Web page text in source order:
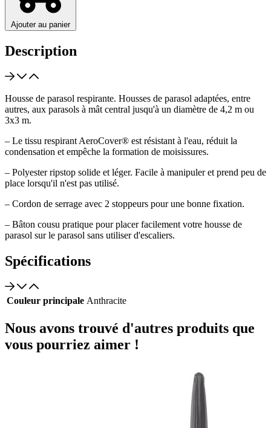
Ajouter au panier
Description
Housse de parasol respirante. Housses de parasol adaptées, entre
autres, aux parasols à mât central jusqu'à un diamètre de 4,2 m ou
3x3 m.
– Le tissu respirant AeroCover® est résistant à l'eau, réduit la
condensation et empêche la formation de moisissures.
– Polyester ripstop solide et léger. Facile à manipuler et prend peu de
place lorsqu'il n'est pas utilisé.
– Cordon de serrage avec 2 stoppeurs pour une bonne fixation.
– Bâton cousu pratique pour placer facilement votre housse de
parasol sur le parasol sans utiliser d'escaliers.
Spécifications
Couleur principale Anthracite
Nous avons trouvé d'autres produits que
vous pourriez aimer !